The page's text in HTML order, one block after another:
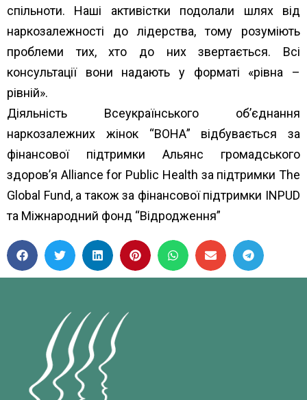
спільноти. Наші активістки подолали шлях від
наркозалежності до лідерства, тому розуміють
проблеми тих, хто до них звертається. Всі
консультації вони надають у форматі «рівна –
рівній».
Діяльність Всеукраїнського об’єднання
наркозалежних жінок “ВОНА” відбувається за
фінансової підтримки Альянс громадського
здоров’я Alliance for Public Health за підтримки The
Global Fund, а також за фінансової підтримки INPUD
та Міжнародний фонд “Відродження”